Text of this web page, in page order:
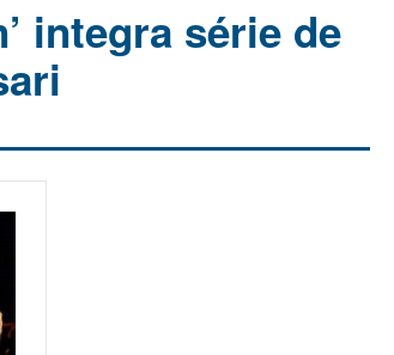
integra série de